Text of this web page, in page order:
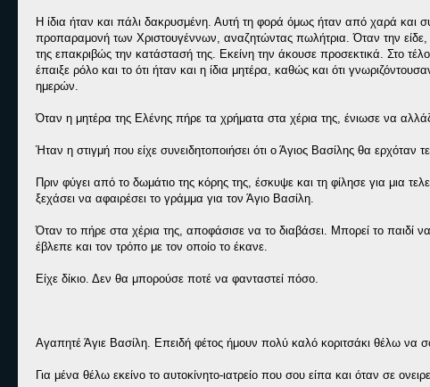
Η ίδια ήταν και πάλι δακρυσμένη. Αυτή τη φορά όμως ήταν από χαρά και
προπαραμονή των Χριστουγέννων, αναζητώντας πωλήτρια. Όταν την είδε,
της επακριβώς την κατάστασή της. Εκείνη την άκουσε προσεκτικά. Στο
έπαιξε ρόλο και το ότι ήταν και η ίδια μητέρα, καθώς και ότι
ημερών.
Όταν η μητέρα της Ελένης πήρε τα χρήματα στα χέρια της, ένιωσε να
Ήταν η στιγμή που είχε συνειδητοποιήσει ότι ο Άγιος Βασίλης θα ερχόταν
Πριν φύγει από το δωμάτιο της κόρης της, έσκυψε και τη φίλησε για μια
ξεχάσει να αφαιρέσει το γράμμα για τον Άγιο Βασίλη.
Όταν το πήρε στα χέρια της, αποφάσισε να το διαβάσει. Μπορεί το παιδί
έβλεπε και τον τρόπο με τον οποίο το έκανε.
Είχε δίκιο. Δεν θα μπορούσε ποτέ να φανταστεί πόσο.
Αγαπητέ Άγιε Βασίλη. Επειδή φέτος ήμουν πολύ καλό κοριτσάκι θέλω να
Για μένα θέλω εκείνο το αυτοκίνητο-ιατρείο που σου είπα και όταν σε